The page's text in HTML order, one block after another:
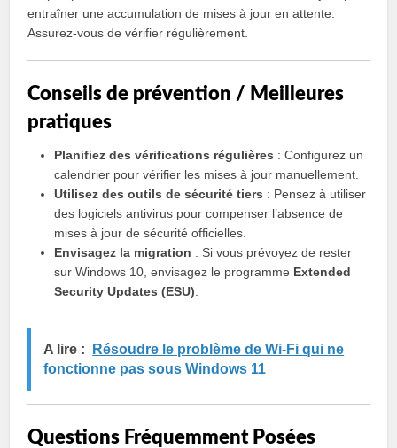
entraîner une accumulation de mises à jour en attente.
Assurez-vous de vérifier régulièrement.
Conseils de prévention / Meilleures
pratiques
Planifiez des vérifications régulières : Configurez un
calendrier pour vérifier les mises à jour manuellement.
Utilisez des outils de sécurité tiers : Pensez à utiliser
des logiciels antivirus pour compenser l’absence de
mises à jour de sécurité officielles.
Envisagez la migration : Si vous prévoyez de rester
sur Windows 10, envisagez le programme Extended
Security Updates (ESU)
A lire :
Résoudre le problème de Wi-Fi qui ne
fonctionne pas sous Windows 11
Questions Fréquemment Posées